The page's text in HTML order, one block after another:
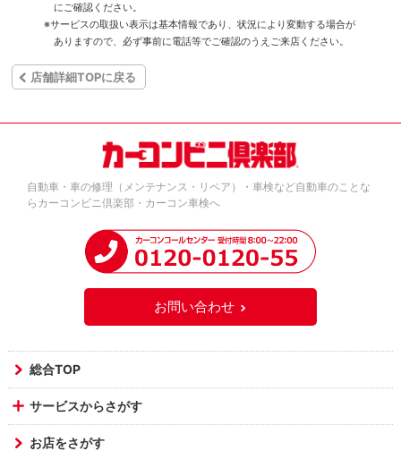
にご確認ください。
※サービスの取扱い表示は基本情報であり、状況により変動する場合が
ありますので、必ず事前に電話等でご確認のうえご来店ください。
店舗詳細TOPに戻る
自動車・車の修理（メンテナンス・リペア）・車検など自動車のことな
らカーコンビニ倶楽部・カーコン車検へ
お問い合わせ
総合TOP
サービスからさがす
お店をさがす